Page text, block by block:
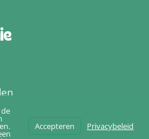
Veerkracht 7Accepteren Privacybeleid